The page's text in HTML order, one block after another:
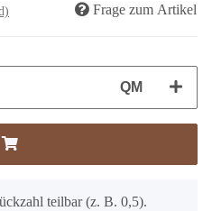
Frage zum Artikel
QM
teilbar (z. B. 0,5).